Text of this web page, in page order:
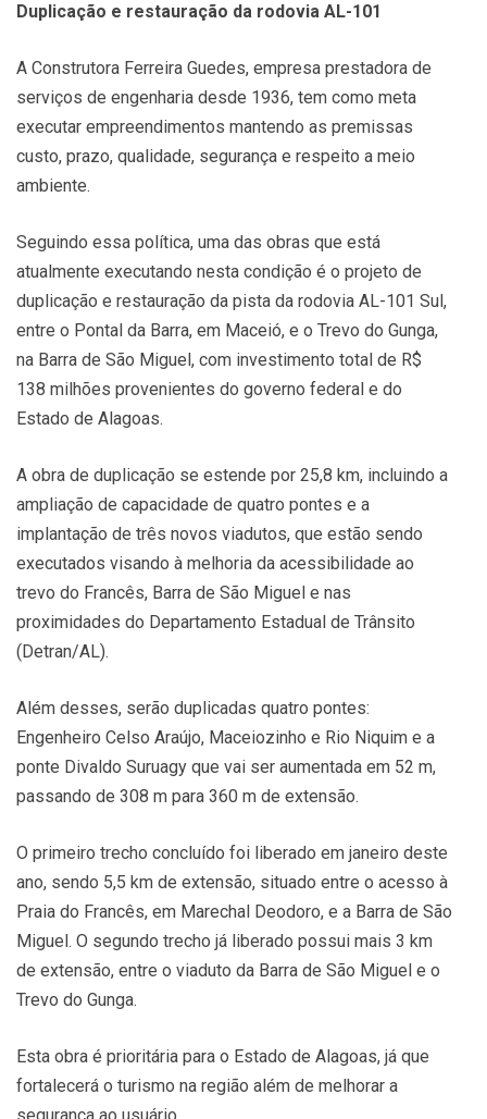
Duplicação e restauração da rodovia AL-101
A Construtora Ferreira Guedes, empresa prestadora de
serviços de engenharia desde 1936, tem como meta
executar empreendimentos mantendo as premissas
custo, prazo, qualidade, segurança e respeito a meio
ambiente.
Seguindo essa política, uma das obras que está
atualmente executando nesta condição é o projeto de
duplicação e restauração da pista da rodovia AL-101 Sul,
entre o Pontal da Barra, em Maceió, e o Trevo do Gunga,
na Barra de São Miguel, com investimento total de R$
138 milhões provenientes do governo federal e do
Estado de Alagoas.
A obra de duplicação se estende por 25,8 km, incluindo a
ampliação de capacidade de quatro pontes e a
implantação de três novos viadutos, que estão sendo
executados visando à melhoria da acessibilidade ao
trevo do Francês, Barra de São Miguel e nas
proximidades do Departamento Estadual de Trânsito
(Detran/AL).
Além desses, serão duplicadas quatro pontes:
Engenheiro Celso Araújo, Maceiozinho e Rio Niquim e a
ponte Divaldo Suruagy que vai ser aumentada em 52 m,
passando de 308 m para 360 m de extensão.
O primeiro trecho concluído foi liberado em janeiro deste
ano, sendo 5,5 km de extensão, situado entre o acesso à
Praia do Francês, em Marechal Deodoro, e a Barra de São
Miguel. O segundo trecho já liberado possui mais 3 km
de extensão, entre o viaduto da Barra de São Miguel e o
Trevo do Gunga.
Esta obra é prioritária para o Estado de Alagoas, já que
fortalecerá o turismo na região além de melhorar a